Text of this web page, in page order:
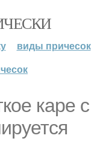
виды причесок
каре с